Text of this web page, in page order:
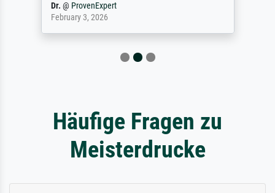
Dr. @ ProvenExpert
February 3, 2026
Häufige Fragen zu
Meisterdrucke